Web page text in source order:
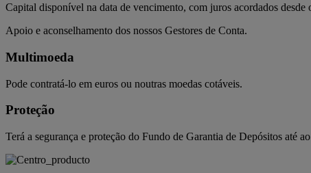
Capital disponível na data de vencimento, com juros acordados desde
Apoio e aconselhamento dos nossos Gestores de Conta.
Multimoeda
Pode contratá-lo em euros ou noutras moedas cotáveis.
Proteção
Terá a segurança e proteção do Fundo de Garantia de Depósitos até